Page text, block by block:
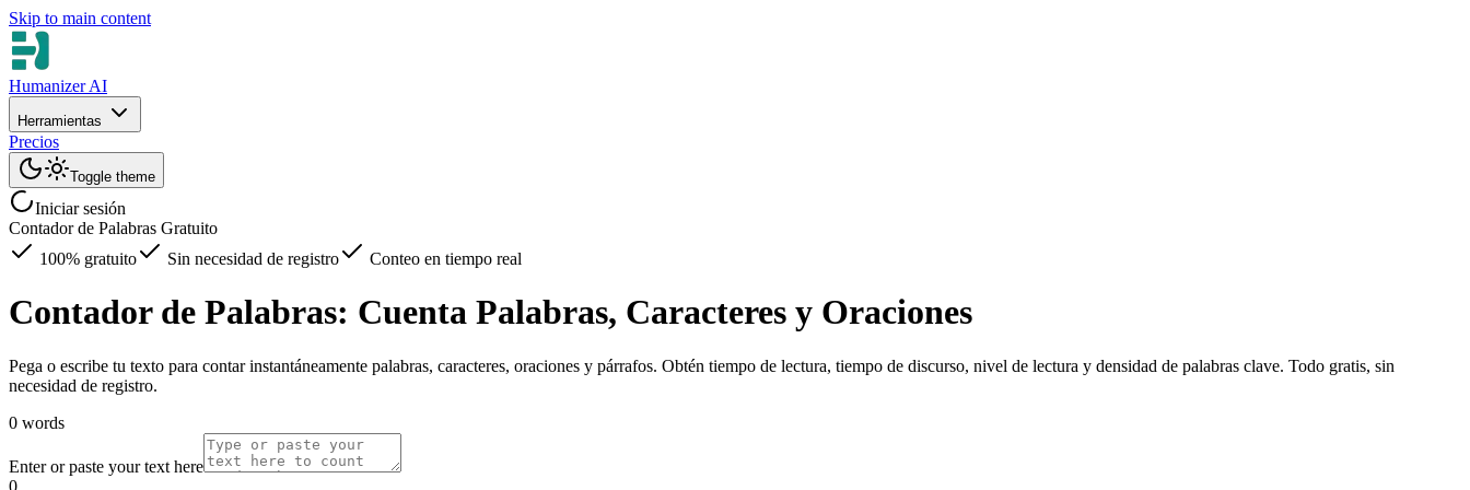
Skip to main content
Humanizer AI
Herramientas
Precios
Toggle theme
Iniciar sesión
Contador de Palabras Gratuito
100% gratuito
Sin necesidad de registro Conteo en tiempo real
Contador de Palabras: Cuenta Palabras, Caracteres y Oraciones
Pega o escribe tu texto para contar instantáneamente palabras, caracteres, oraciones y párrafos. Obtén tiempo de lectura, tiempo de discurso, nivel de lectura y densidad de palabras clave. Todo gratis, sin
necesidad de registro.
0 words
Enter or paste your text here
0